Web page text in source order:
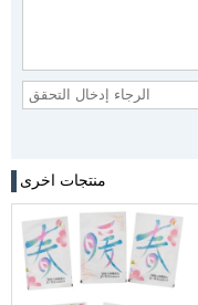
منتجات اخرى